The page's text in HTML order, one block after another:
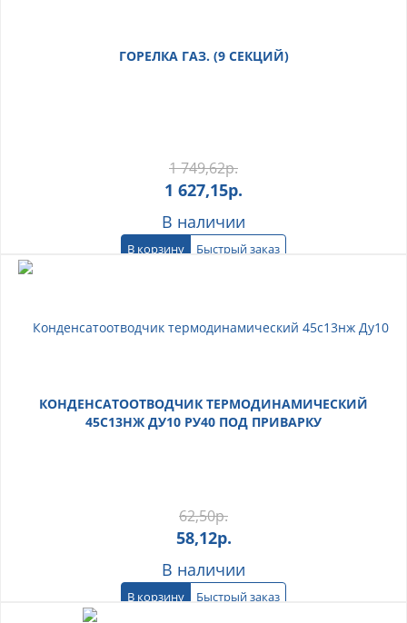
ГОРЕЛКА ГАЗ. (9 СЕКЦИЙ)
1 749,62р.
1 627,15р.
В наличии
В корзину Быстрый заказ
КОНДЕНСАТООТВОДЧИК ТЕРМОДИНАМИЧЕСКИЙ
45С13НЖ ДУ10 РУ40 ПОД ПРИВАРКУ
62,50р.
58,12р.
В наличии
В корзину Быстрый заказ